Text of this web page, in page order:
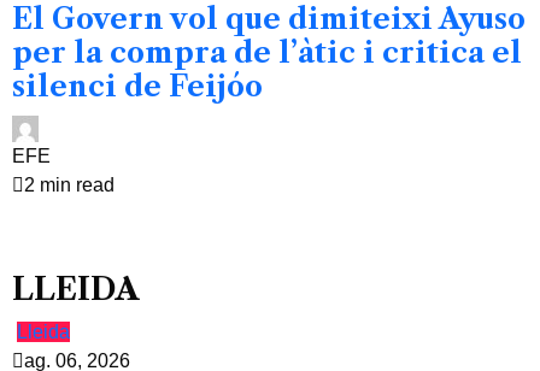
El Govern vol que dimiteixi Ayuso
per la compra de l’àtic i critica el
silenci de Feijóo
EFE
2 min read
LLEIDA
Lleida
ag. 06, 2026